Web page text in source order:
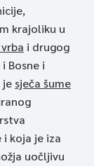
krajoliku u
i drugog
Bosne i
je sječa šume
koja je iza
uočljivu